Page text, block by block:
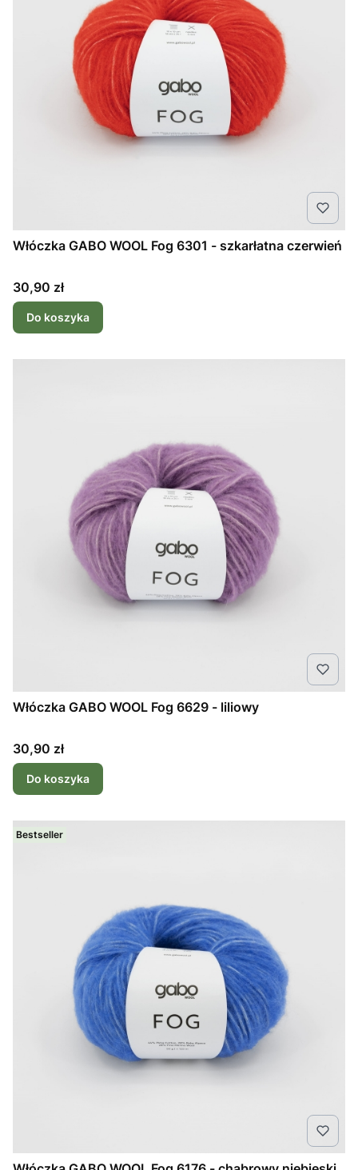
Włóczka GABO WOOL Fog 6301 - szkarłatna czerwień
Cena
30,90 zł
Do koszyka
Włóczka GABO WOOL Fog 6629 - liliowy
Cena
30,90 zł
Do koszyka
Bestseller